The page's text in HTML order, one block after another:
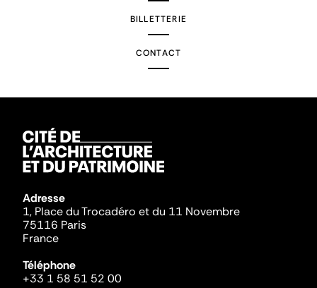
BILLETTERIE
CONTACT
Adresse
1, Place du Trocadéro et du 11 Novembre
75116 Paris
France
Téléphone
+33 1 58 51 52 00